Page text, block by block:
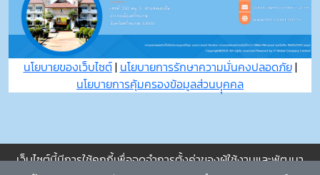
นโยบายของเว็บไซต์| นโยบายการรักษาความมั่นคงปลอดภัย|
นโยบายการคุ้มครองข้อมูลส่วนบุุคคล
เว็บไซต์นี้มีการใช้คุกกี้เพื่อจดจำการตั้งค่าของผู้ใช้งานและพัฒนา